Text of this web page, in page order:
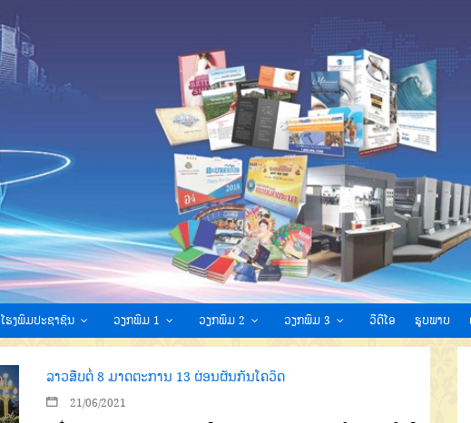
ໂຮງພິມປະຊາຊົນ ວຽກພິມ 1 ວຽກພິມ 2 ວຽກພິມ 3 ວີດີໂອ ຮູບພາບ
ລາວສືບຕໍ່ 8 ມາດຕະການ 13 ຜ່ອນຜັນກັນໂຄວິດ
21/06/2021